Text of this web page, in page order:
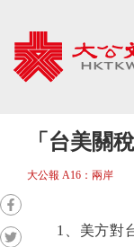
「台美關
大公報 A16：兩岸
1、美方對台